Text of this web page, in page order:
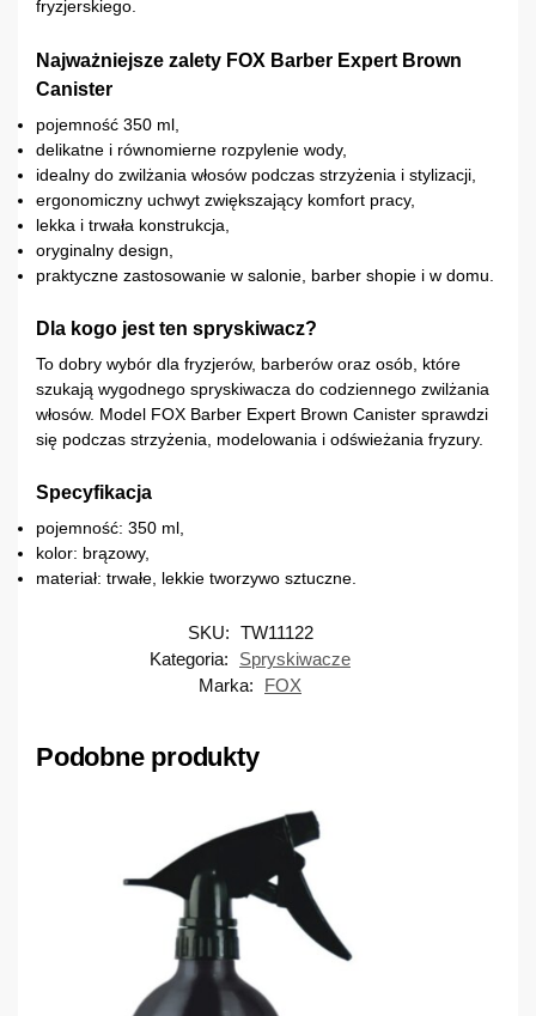
fryzjerskiego.
Najważniejsze zalety FOX Barber Expert Brown
Canister
pojemność 350 ml,
delikatne i równomierne rozpylenie wody,
idealny do zwilżania włosów podczas strzyżenia i stylizacji,
ergonomiczny uchwyt zwiększający komfort pracy,
lekka i trwała konstrukcja,
oryginalny design,
praktyczne zastosowanie w salonie, barber shopie i w domu.
Dla kogo jest ten spryskiwacz?
To dobry wybór dla fryzjerów, barberów oraz osób, które
szukają wygodnego spryskiwacza do codziennego zwilżania
włosów. Model FOX Barber Expert Brown Canister sprawdzi
się podczas strzyżenia, modelowania i odświeżania fryzury.
Specyfikacja
pojemność: 350 ml,
kolor: brązowy,
materiał: trwałe, lekkie tworzywo sztuczne.
SKU: TW11122
Kategoria:
Spryskiwacze
Marka:
FOX
Podobne produkty